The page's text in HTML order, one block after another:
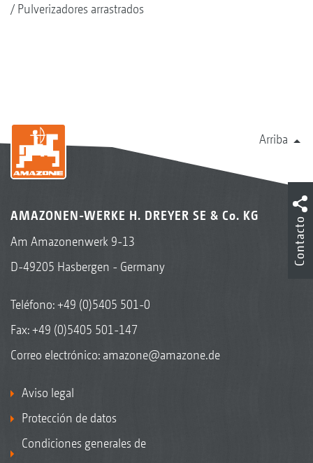
Pulverizadores arrastrados
Arriba
AMAZONEN-WERKE H. DREYER SE & Co. KG
Am Amazonenwerk 9-13
D-49205 Hasbergen - Germany
Teléfono:+49 (0)5405 501-0
Fax: +49 (0)5405 501-147
Correo electrónico: amazone@amazone.de
Aviso legal
Protección de datos
Condiciones generales de
Contacto